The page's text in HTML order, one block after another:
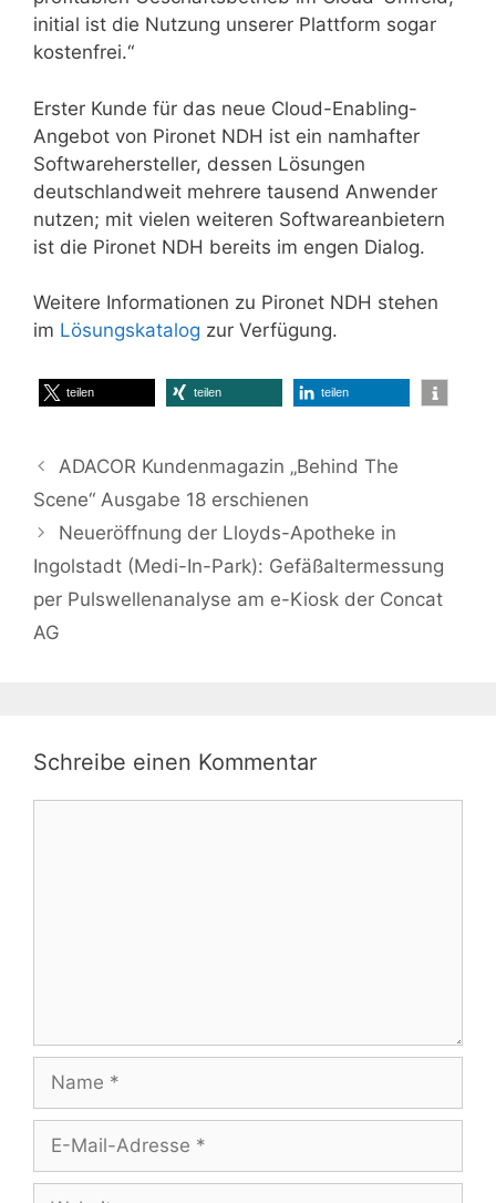
initial ist die Nutzung unserer Plattform sogar
kostenfrei.“
Erster Kunde für das neue Cloud-Enabling-
Angebot von Pironet NDH ist ein namhafter
Softwarehersteller, dessen Lösungen
deutschlandweit mehrere tausend Anwender
nutzen; mit vielen weiteren Softwareanbietern
ist die Pironet NDH bereits im engen Dialog.
Weitere Informationen zu Pironet NDH stehen
im Lösungskatalog zur Verfügung.
teilen teilen teilen
ADACOR Kundenmagazin „Behind The
Scene“ Ausgabe 18 erschienen
Neueröffnung der Lloyds-Apotheke in
Ingolstadt (Medi-In-Park): Gefäßaltermessung
per Pulswellenanalyse am e-Kiosk der Concat
AG
Schreibe einen Kommentar
Mail-
Adresse